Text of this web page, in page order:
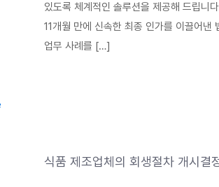
있도록 체계적인 솔루션을 제공해 드립니
11개월 만에 신속한 최종 인가를 이끌어낸
업무 사례를 […]
식품 제조업체의 회생절차 개시결